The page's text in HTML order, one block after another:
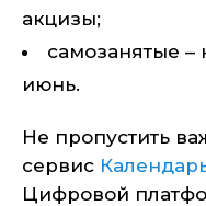
акцизы;
самозанятые –
июнь.
Не пропустить
сервис
Цифровой